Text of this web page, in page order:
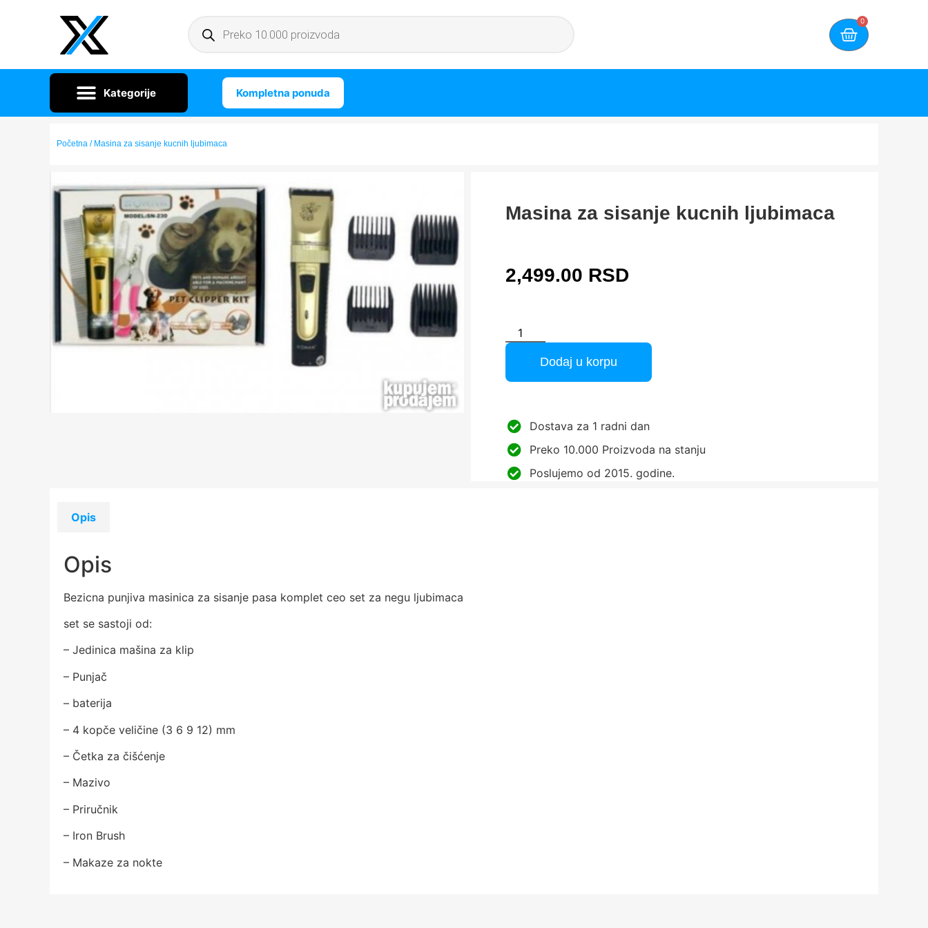
0
Kompletna ponuda
Početna / Masina za sisanje kucnih ljubimaca
Masina za sisanje kucnih ljubimaca
2,499.00 RSD
Dodaj u korpu
Dostava za 1 radni dan
Preko 10.000 Proizvoda na stanju
Poslujemo od 2015. godine.
Opis
Opis
Bezicna punjiva masinica za sisanje pasa komplet ceo set za negu ljubimaca
set se sastoji od:
– Jedinica mašina za klip
– Punjač
– baterija
– 4 kopče veličine (3 6 9 12) mm
– Četka za čišćenje
– Mazivo
– Priručnik
– Iron Brush
– Makaze za nokte